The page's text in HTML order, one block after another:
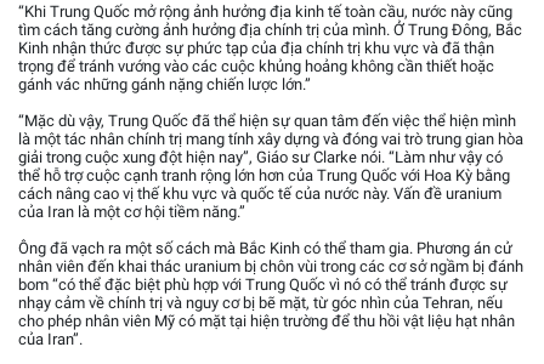
“Khi Trung Quốc mở rộng ảnh hưởng địa kinh tế toàn cầu, nước này cũng
tìm cách tăng cường ảnh hưởng địa chính trị của mình. Ở Trung Đông, Bắc
Kinh nhận thức được sự phức tạp của địa chính trị khu vực và đã thận
trọng để tránh vướng vào các cuộc khủng hoảng không cần thiết hoặc
gánh vác những gánh nặng chiến lược lớn.”
“Mặc dù vậy, Trung Quốc đã thể hiện sự quan tâm đến việc thể hiện mình
là một tác nhân chính trị mang tính xây dựng và đóng vai trò trung gian hòa
giải trong cuộc xung đột hiện nay”, Giáo sư Clarke nói. “Làm như vậy có
thể hỗ trợ cuộc cạnh tranh rộng lớn hơn của Trung Quốc với Hoa Kỳ bằng
cách nâng cao vị thế khu vực và quốc tế của nước này. Vấn đề uranium
của Iran là một cơ hội tiềm năng.”
Ông đã vạch ra một số cách mà Bắc Kinh có thể tham gia. Phương án cử
nhân viên đến khai thác uranium bị chôn vùi trong các cơ sở ngầm bị đánh
bom “có thể đặc biệt phù hợp với Trung Quốc vì nó có thể tránh được sự
nhạy cảm về chính trị và nguy cơ bị bẽ mặt, từ góc nhìn của Tehran, nếu
cho phép nhân viên Mỹ có mặt tại hiện trường để thu hồi vật liệu hạt nhân
của Iran”.